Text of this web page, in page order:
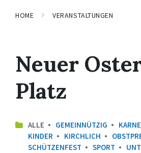
HOME VERANSTALTUNGEN
Neuer
Platz
ALLE GEMEINNÜTZIG
KINDER
KIRCHLICH
SCHÜTZENFEST
SPORT